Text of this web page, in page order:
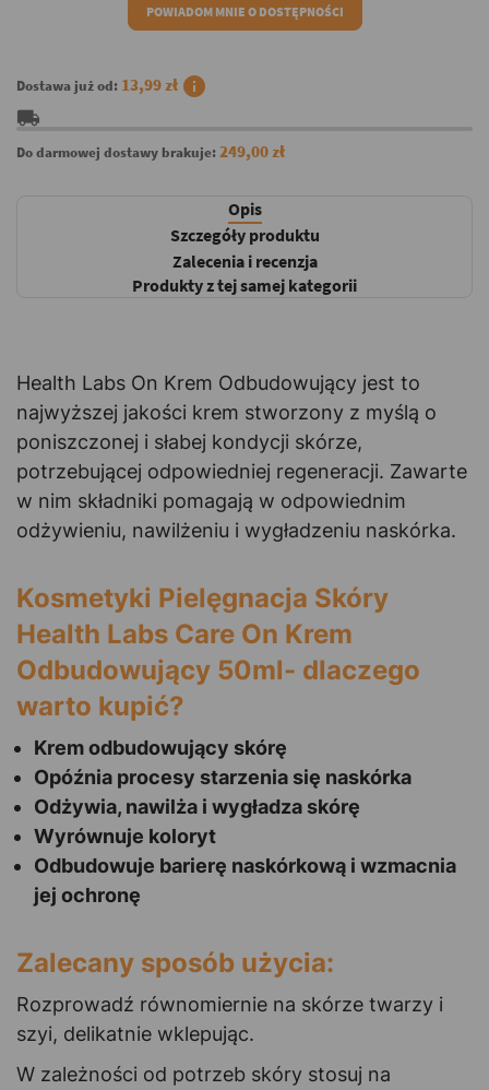
POWIADOM MNIE O DOSTĘPNOŚCI
Dostawa już od: 13,99 zł info
local_shipping
Do darmowej dostawy brakuje:249,00 zł
Opis
Szczegóły produktu
Zalecenia i recenzja
Produkty z tej samej kategorii
Health Labs On Krem Odbudowujący jest to
najwyższej jakości krem stworzony z myślą o
poniszczonej i słabej kondycji skórze,
potrzebującej odpowiedniej regeneracji. Zawarte
w nim składniki pomagają w odpowiednim
odżywieniu, nawilżeniu i wygładzeniu naskórka.
Kosmetyki Pielęgnacja Skóry
Health Labs Care On Krem
Odbudowujący 50ml- dlaczego
warto kupić?
Krem odbudowujący skórę
Opóźnia procesy starzenia się naskórka
Odżywia, nawilża i wygładza skórę
Wyrównuje koloryt
Odbudowuje barierę naskórkową i wzmacnia
jej ochronę
Zalecany sposób użycia:
Rozprowadź równomiernie na skórze twarzy i
szyi, delikatnie wklepując.
W zależności od potrzeb skóry stosuj na